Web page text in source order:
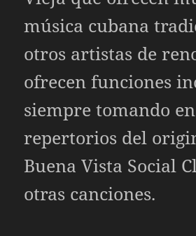
música cubana
otros artistas de
ofrecen funciones
siempre tomando
repertorios del
Buena Vista Social
otras canciones.